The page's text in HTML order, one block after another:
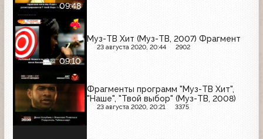
09:48
09:10
Муз-ТВ Хит (Муз-ТВ, 2007) Фрагмент
23 августа 2020, 20:44 2902
Фрагменты программ "Муз-ТВ Хит",
"Наше", "Твой выбор" (Муз-ТВ, 2008)
23 августа 2020, 20:21 3375